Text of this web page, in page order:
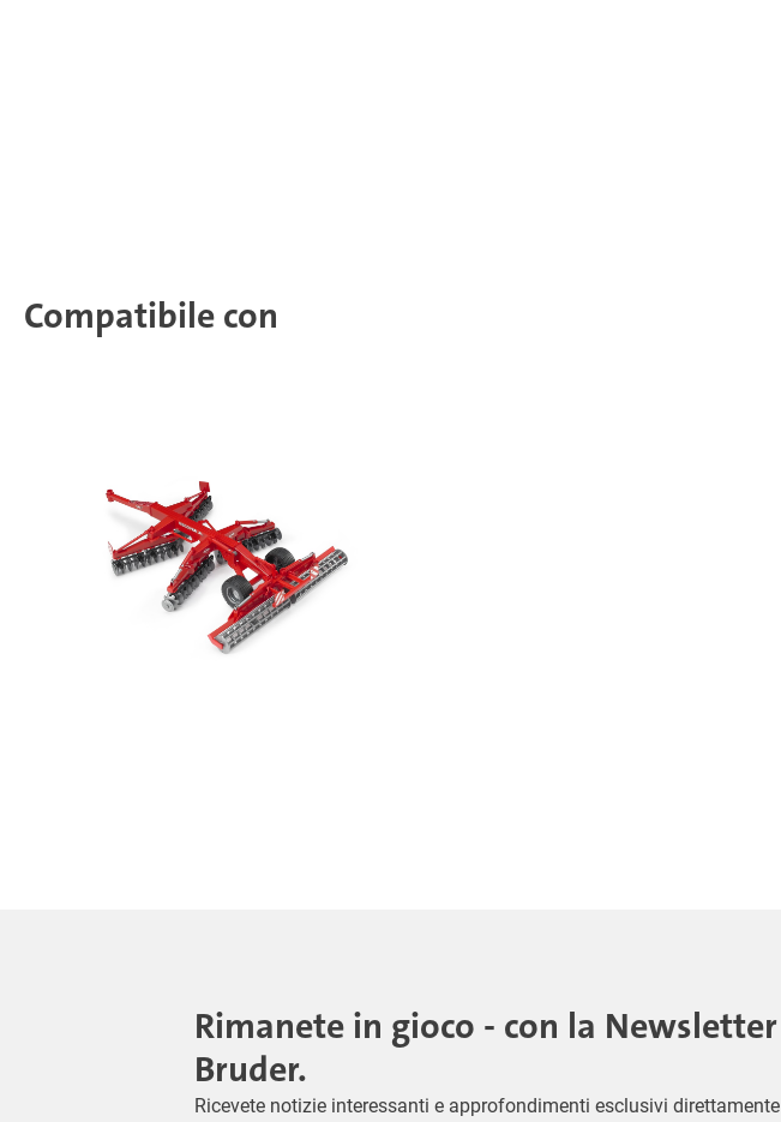
Compatibile con
Rimanete in gioco - con la Newsletter
Bruder.
Ricevete notizie interessanti e approfondimenti esclusivi direttamente